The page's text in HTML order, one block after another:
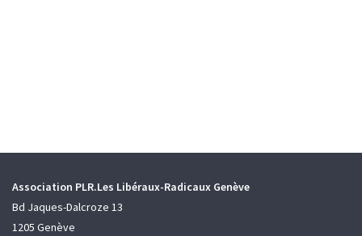
Association PLR.Les Libéraux-Radicaux Genève
Bd Jaques-Dalcroze 13
1205 Genève